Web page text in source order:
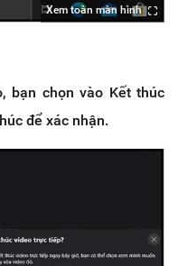
Xem toàn màn hình
bạn chọn vào Kết thúc
để xác nhận.